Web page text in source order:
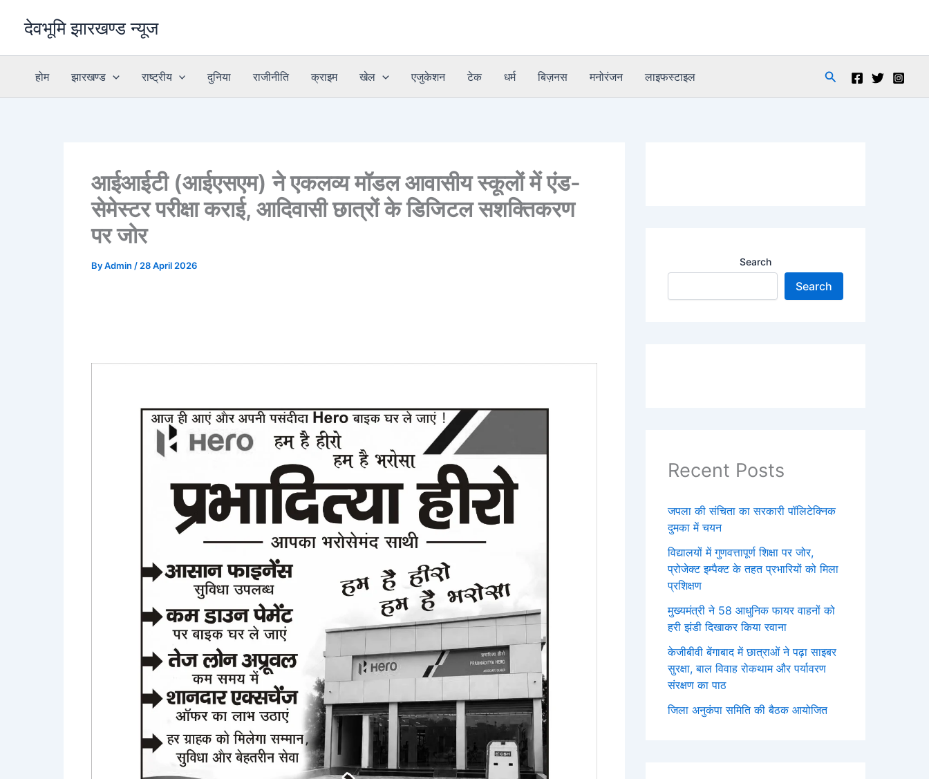
देवभूमि झारखण्ड न्यूज
होम झारखण्ड राष्ट्रीय दुनिया राजीनीति क्राइम खेल एजुकेशन टेक धर्म बिज़नस मनोरंजन लाइफस्टाइल Search
आईआईटी (आईएसएम) ने एकलव्य मॉडल आवासीय स्कूलों में एंड-
सेमेस्टर परीक्षा कराई, आदिवासी छात्रों के डिजिटल सशक्तिकरण
पर जोर
ByAdmin / 28 April 2026 Search
Search
Recent Posts
जपला की संचिता का सरकारी पॉलिटेक्निक
दुमका में चयन
विद्यालयों में गुणवत्तापूर्ण शिक्षा पर जोर,
प्रोजेक्ट इम्पैक्ट के तहत प्रभारियों को मिला
प्रशिक्षण
मुख्यमंत्री ने 58 आधुनिक फायर वाहनों को
हरी झंडी दिखाकर किया रवाना
केजीबीवी बेंगाबाद में छात्राओं ने पढ़ा साइबर
सुरक्षा, बाल विवाह रोकथाम और पर्यावरण
संरक्षण का पाठ
जिला अनुकंपा समिति की बैठक आयोजित